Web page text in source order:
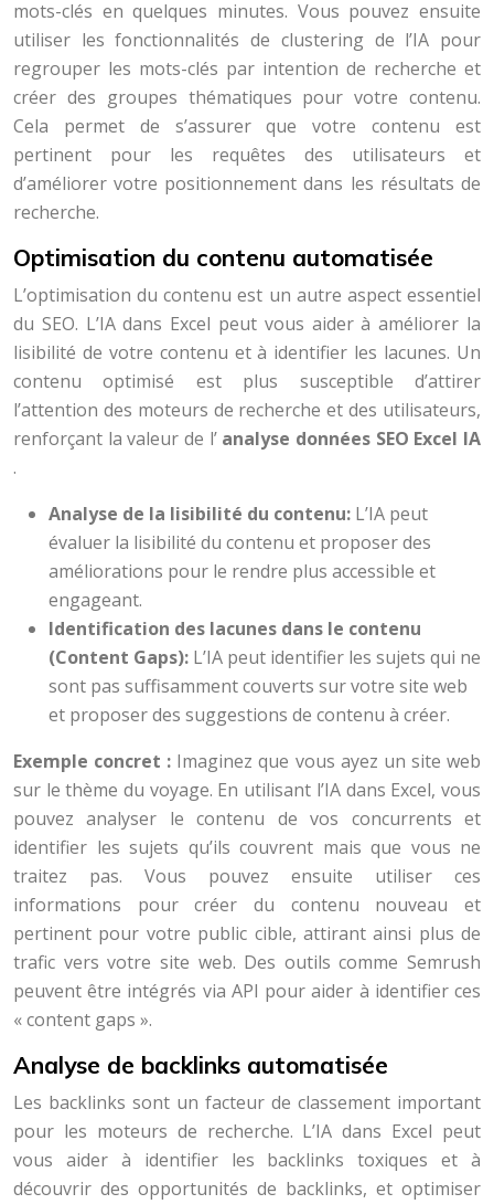
mots-clés en quelques minutes. Vous pouvez ensuite
utiliser les fonctionnalités de clustering de l’IA pour
regrouper les mots-clés par intention de recherche et
créer des groupes thématiques pour votre contenu.
Cela permet de s’assurer que votre contenu est
pertinent pour les requêtes des utilisateurs et
d’améliorer votre positionnement dans les résultats de
recherche.
Optimisation du contenu automatisée
L’optimisation du contenu est un autre aspect essentiel
du SEO. L’IA dans Excel peut vous aider à améliorer la
lisibilité de votre contenu et à identifier les lacunes. Un
contenu optimisé est plus susceptible d’attirer
l’attention des moteurs de recherche et des utilisateurs,
renforçant la valeur de l’ analyse données SEO Excel IA
.
Analyse de la lisibilité du contenu: L’IA peut
évaluer la lisibilité du contenu et proposer des
améliorations pour le rendre plus accessible et
engageant.
Identification des lacunes dans le contenu
(Content Gaps): L’IA peut identifier les sujets qui ne
sont pas suffisamment couverts sur votre site web
et proposer des suggestions de contenu à créer.
Exemple concret : Imaginez que vous ayez un site web
sur le thème du voyage. En utilisant l’IA dans Excel, vous
pouvez analyser le contenu de vos concurrents et
identifier les sujets qu’ils couvrent mais que vous ne
traitez pas. Vous pouvez ensuite utiliser ces
informations pour créer du contenu nouveau et
pertinent pour votre public cible, attirant ainsi plus de
trafic vers votre site web. Des outils comme Semrush
peuvent être intégrés via API pour aider à identifier ces
« content gaps ».
Analyse de backlinks automatisée
Les backlinks sont un facteur de classement important
pour les moteurs de recherche. L’IA dans Excel peut
vous aider à identifier les backlinks toxiques et à
découvrir des opportunités de backlinks, et optimiser